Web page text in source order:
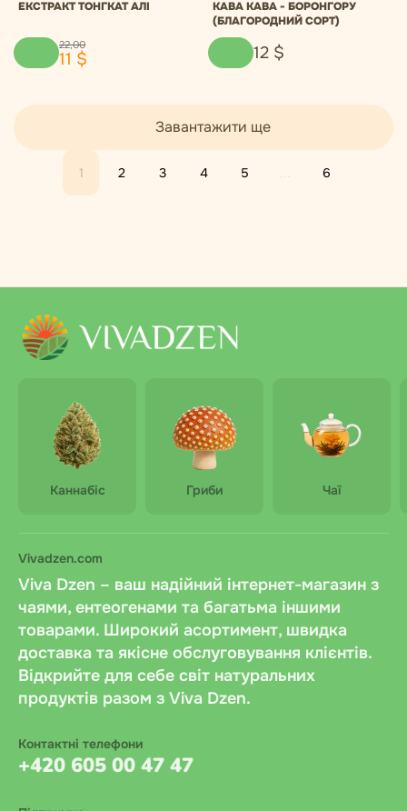
ЕКСТРАКТ ТОНГКАТ АЛІ
22,00
11 $
КАВА КАВА - БОРОНГОРУ
(БЛАГОРОДНИЙ СОРТ)
12 $
1 2 3 4 5 ... 6
Завантажити ще
Каннабіс Гриби Чаї
Vivadzen.com
Viva Dzen – ваш надійний інтернет-магазин з
чаями, ентеогенами та багатьма іншими
товарами. Широкий асортимент, швидка
доставка та якісне обслуговування клієнтів.
Відкрийте для себе світ натуральних
продуктів разом з Viva Dzen.
Контактні телефони
+420 605 00 47 47